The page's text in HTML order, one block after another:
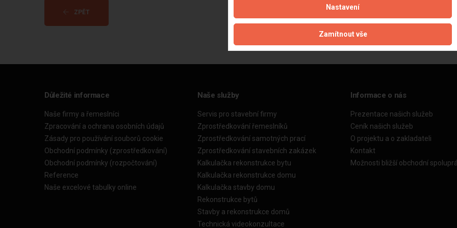
ZPĚT
Důležité informace
Naše firmy a řemeslníci
Zpracování a ochrana osobních údajů
Zásady pro používání souborů cookie
Obchodní podmínky (zprostředkování)
Obchodní podmínky (rozpočtování)
Reference
Naše excelové tabulky online
Naše služby
Servis pro stavební firmy
Zprostředkování řemeslníků
Zprostředkování samotných prací
Zprostředkování stavebních zakázek
Kalkulačka rekonstrukce bytu
Kalkulačka rekonstrukce domu
Kalkulačka stavby domu
Rekonstrukce bytů
Stavby a rekonstrukce domů
Technická videokonzultace
Informace o nás
Prezentace našich služeb
Ceník našich služeb
O projektu a o zakladateli
Kontakt
Možnosti bližší obchodní
Nastavení
Zamítnout vše